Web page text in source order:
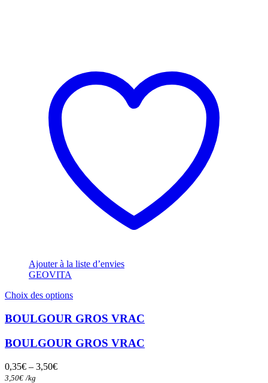
Ajouter à la liste d’envies
GEOVITA
Choix des optionsCe
a
variations.
Les
BOULGOUR GROS VRAC
BOULGOUR GROS VRAC
0,35€ – 3,50€
3,50€ /kg